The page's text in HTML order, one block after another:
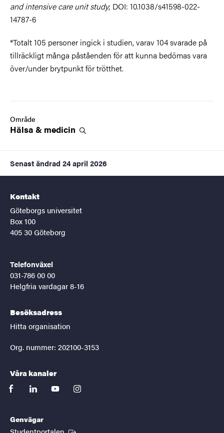
and intensive care unit study; DOI: 10.1038/s41598-022-
14787-6
*Totalt 105 personer ingick i studien, varav 104 svarade på
tillräckligt många påståenden för att kunna bedömas vara
över/under brytpunkt för trötthet.
Område
Hälsa & medicin
Senast ändrad 24 april 2026
Kontakt
Göteborgs universitet
Box 100
405 30 Göteborg
Telefonväxel
031-786 00 00
Helgfria vardagar 8-16
Besöksadress
Hitta organisation
Org. nummer: 202100-3153
Våra kanaler
facebooklinkedinyoutubeinstagram
Genvägar
(Extern länk)